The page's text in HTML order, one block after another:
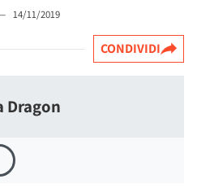
14/11/2019
CONDIVIDI
Dragon